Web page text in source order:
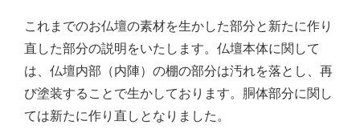
これまでのお仏壇の素材を生かした部分と新たに作り
直した部分の説明をいたします。仏壇本体に関して
は、仏壇内部（内陣）の棚の部分は汚れを落とし、再
び塗装することで生かしております。胴体部分に関し
ては新たに作り直しとなりました。